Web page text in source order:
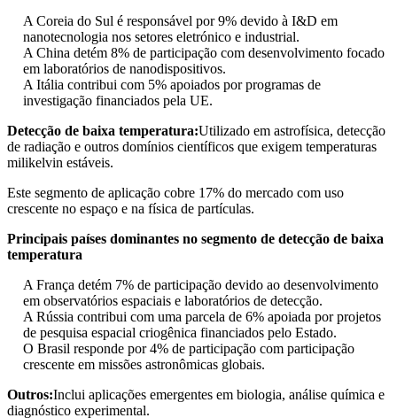
A Coreia do Sul é responsável por 9% devido à I&D em
nanotecnologia nos setores eletrónico e industrial.
A China detém 8% de participação com desenvolvimento focado
em laboratórios de nanodispositivos.
A Itália contribui com 5% apoiados por programas de
investigação financiados pela UE.
Detecção de baixa temperatura:Utilizado em astrofísica, detecção
de radiação e outros domínios científicos que exigem temperaturas
milikelvin estáveis.
Este segmento de aplicação cobre 17% do mercado com uso
crescente no espaço e na física de partículas.
Principais países dominantes no segmento de detecção de baixa
temperatura
A França detém 7% de participação devido ao desenvolvimento
em observatórios espaciais e laboratórios de detecção.
A Rússia contribui com uma parcela de 6% apoiada por projetos
de pesquisa espacial criogênica financiados pelo Estado.
O Brasil responde por 4% de participação com participação
crescente em missões astronômicas globais.
Outros:Inclui aplicações emergentes em biologia, análise química e
diagnóstico experimental.